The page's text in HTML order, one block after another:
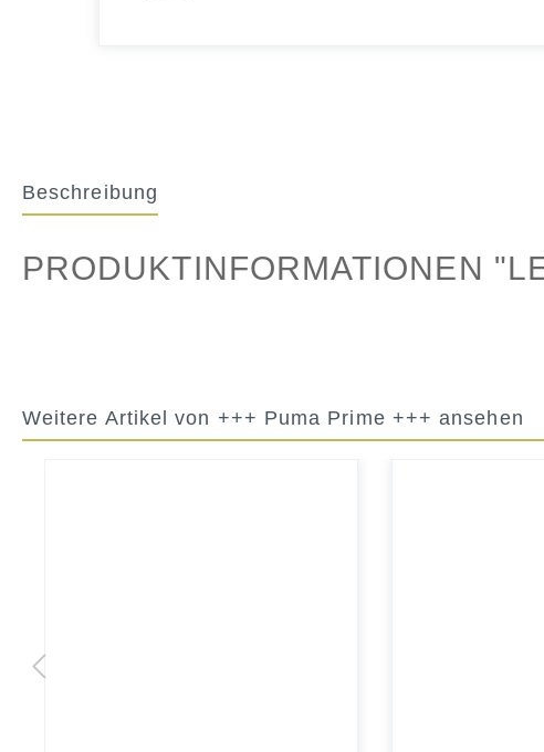
Weitere Artikel von +++ Puma Prime +++ ansehen
Beschreibung
PRODUKTINFORMATIONEN